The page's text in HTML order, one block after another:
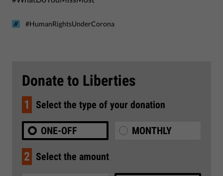
#HumanRightsUnderCorona
Donate to Liberties
1 Select the type of your donation
ONE-OFF MONTHLY
2 Select the amount